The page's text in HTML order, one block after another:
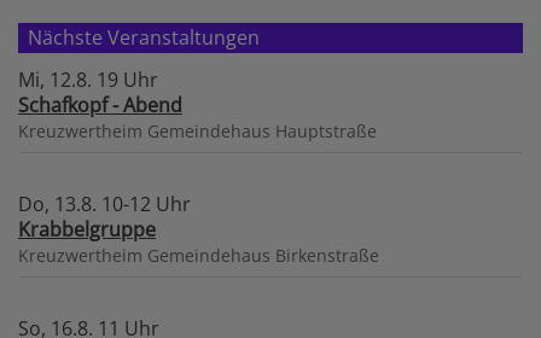
Nächste Veranstaltungen
Mi, 12.8. 19 Uhr
Schafkopf - Abend
Kreuzwertheim Gemeindehaus Hauptstraße
Do, 13.8. 10-12 Uhr
Krabbelgruppe
Kreuzwertheim Gemeindehaus Birkenstraße
So, 16.8. 11 Uhr